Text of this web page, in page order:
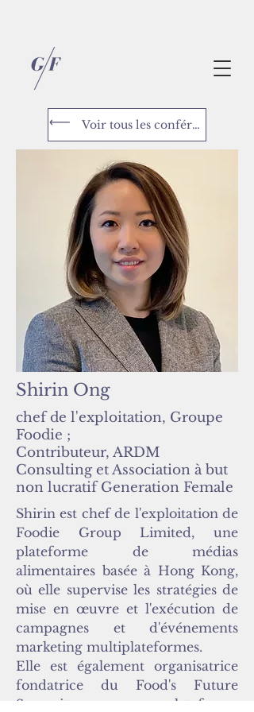
Shirin Ong
chef de l'exploitation, Groupe
Foodie ;
Contributeur, ARDM
Consulting et Association à but
non lucratif Generation Female
Shirin est chef de l'exploitation de
Foodie Group Limited, une
plateforme de médias
alimentaires basée à Hong Kong,
où elle supervise les stratégies de
mise en œuvre et l'exécution de
campagnes et d'événements
marketing multiplateformes.
Elle est également organisatrice
fondatrice du Food's Future
Summit, une plateforme
Voir tous les conférenciers